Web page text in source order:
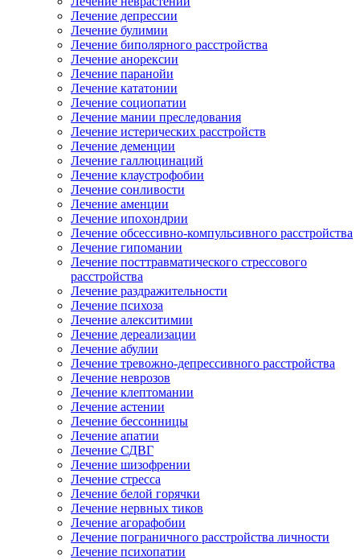
Лечение депрессии
Лечение булимии
Лечение биполярного расстройства
Лечение анорексии
Лечение паранойи
Лечение кататонии
Лечение социопатии
Лечение мании преследования
Лечение истерических расстройств
Лечение деменции
Лечение галлюцинаций
Лечение клаустрофобии
Лечение сонливости
Лечение аменции
Лечение ипохондрии
Лечение обсессивно-компульсивного расстройства
Лечение гипомании
Лечение посттравматического стрессового
расстройства
Лечение раздражительности
Лечение психоза
Лечение алекситимии
Лечение дереализации
Лечение абулии
Лечение тревожно-депрессивного расстройства
Лечение неврозов
Лечение клептомании
Лечение астении
Лечение бессонницы
Лечение апатии
Лечение СДВГ
Лечение шизофрении
Лечение стресса
Лечение белой горячки
Лечение нервных тиков
Лечение агорафобии
Лечение пограничного расстройства личности
Лечение психопатии